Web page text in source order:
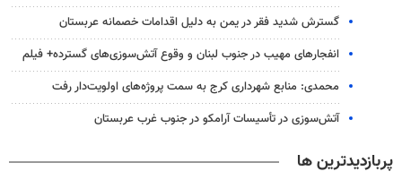
گسترش شدید فقر در یمن به دلیل اقدامات خصمانه عربستان
انفجارهای مهیب در جنوب لبنان و وقوع آتش‌سوزی‌های گسترده+ فیلم
محمدی: منابع شهرداری کرج به سمت پروژه‌های اولویت‌دار رفت
آتش‌سوزی در تأسیسات آرامکو در جنوب غرب عربستان
پربازدیدترین ها